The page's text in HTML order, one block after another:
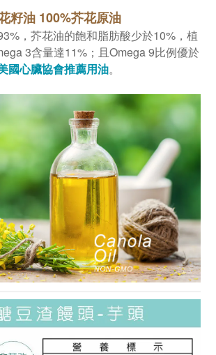
籽油 100%芥花原油
，芥花油的飽和脂肪酸少於10%，植
3含量達11%；且Omega 9比例優於
國心臟協會推薦用油。